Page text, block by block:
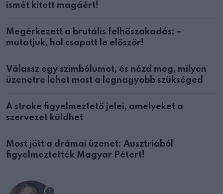
ismét kitett magáért!
Megérkezett a brutális felhőszakadás: –
mutatjuk, hol csapott le először!
Válassz egy szimbólumot, és nézd meg, milyen
üzenetre lehet most a legnagyobb szükséged
A stroke figyelmeztető jelei, amelyeket a
szervezet küldhet
Most jött a drámai üzenet: Ausztriából
figyelmeztették Magyar Pétert!